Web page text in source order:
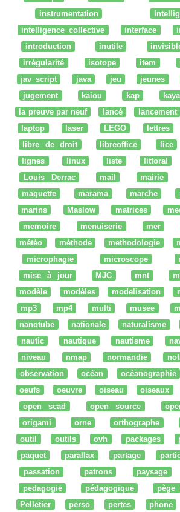
instrumentation
intelligence collective
interface
introduction
inutile
irrégularité
isotope item
jav script
java jeu jeunes
jugement
kaiou kap
la preuve par neuf
lancé lancement
laptop
laser LEGO lettres
libre de droit
libreoffice lice
lignes
linux liste littoral
Louis Derrac
mail mairie
maquette
marama marche
marins
Maslow matrices
memoire
menuiserie mer
météo
méthode methodologie
microphagie
microscope
mise à jour
MJC mnt
modèle
modèles modelisation
mp3
mp4 multi musee
nanotube
nationale naturalisme
nautic
nautique nautisme
niveau
nmap normandie
observation
océan océanographie
oeufs
oeuvre oiseau oiseaux
open scad
open source
origami
orne orthographe
outil
outils ovh packages
paquet
parallax partage
passation
patrons paysage
pedagogie
pédagogique pège
Pelletier
perso pertes phone